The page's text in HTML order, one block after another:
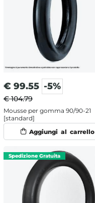
€ 99.55 -5%
€ 104.79
Mousse per gomma 90/90-21
[standard]